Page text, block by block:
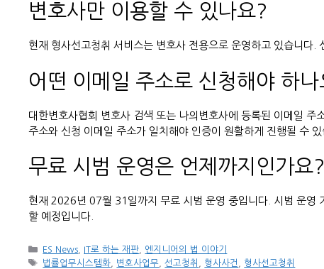
변호사만 이용할 수 있나요?
현재 형사선고청취 서비스는 변호사 전용으로 운영하고 있습니다.
어떤 이메일 주소로 신청해야 하나
대한변호사협회 변호사 검색 또는 나의변호사에 등록된 이메일
주소와 신청 이메일 주소가 일치해야 인증이 원활하게 진행될 수 있
무료 시범 운영은 언제까지인가요?
현재 2026년 07월 31일까지 무료 시범 운영 중입니다. 시범 운영
할 예정입니다.
카
테
ES News IT로 하는 재판
엔지니어의 법 이야기
태
법률업무시스템화 변호사업무 ,선고청취 형사사건 형사선고청취